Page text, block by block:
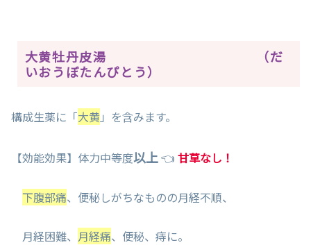
大黄牡丹皮湯 （だ
いおうぼたんぴとう）
構成生薬に「大黄 」を含みます。
【効能効果】体力中等度以上👈 甘草なし！
下腹部痛、便秘しがちなものの月経不順、
月経困難、 月経痛、便秘、痔に。